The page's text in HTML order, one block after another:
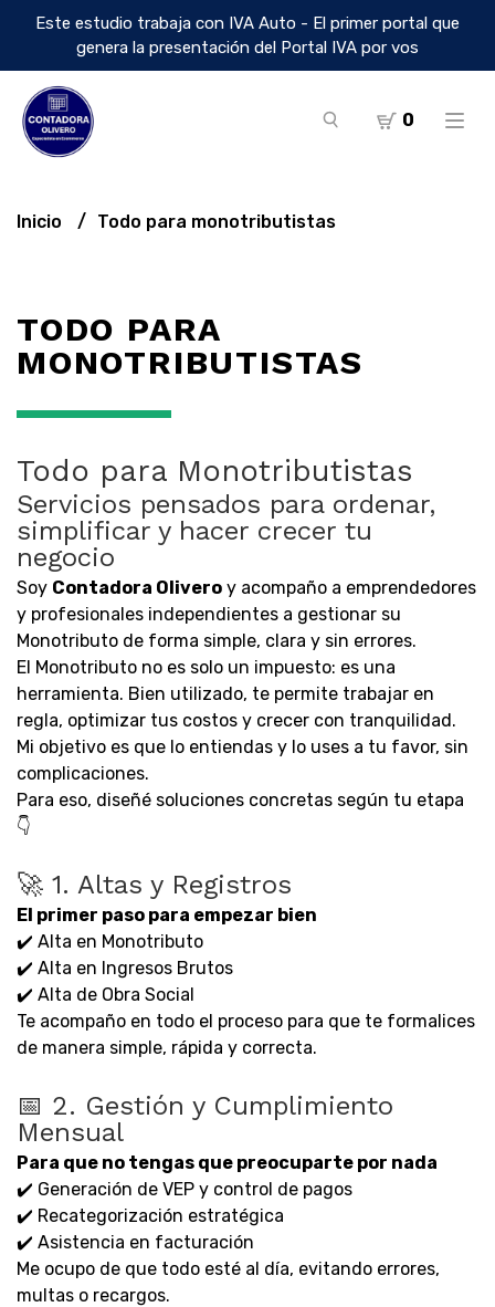
Este estudio trabaja con IVA Auto - El primer portal que
genera la presentación del Portal IVA por vos
0
Inicio Todo para monotributistas
TODO PARA
MONOTRIBUTISTAS
Todo para Monotributistas
Servicios pensados para ordenar,
simplificar y hacer crecer tu
negocio
Soy Contadora Olivero y acompaño a emprendedores
y profesionales independientes a gestionar su
Monotributo de forma simple, clara y sin errores.
El Monotributo no es solo un impuesto: es una
herramienta. Bien utilizado, te permite trabajar en
regla, optimizar tus costos y crecer con tranquilidad.
Mi objetivo es que lo entiendas y lo uses a tu favor, sin
complicaciones.
Para eso, diseñé soluciones concretas según tu etapa
👇
🚀 1. Altas y Registros
El primer paso para empezar bien
✔️ Alta en Monotributo
✔️ Alta en Ingresos Brutos
✔️ Alta de Obra Social
Te acompaño en todo el proceso para que te formalices
de manera simple, rápida y correcta.
📅 2. Gestión y Cumplimiento
Mensual
Para que no tengas que preocuparte por nada
✔️ Generación de VEP y control de pagos
✔️ Recategorización estratégica
✔️ Asistencia en facturación
Me ocupo de que todo esté al día, evitando errores,
multas o recargos.